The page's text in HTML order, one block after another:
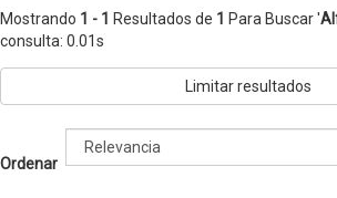
Mostrando 1 - 1 Resultados de 1 Para Buscar '
consulta: 0.01s
Limitar resultados
Ordenar